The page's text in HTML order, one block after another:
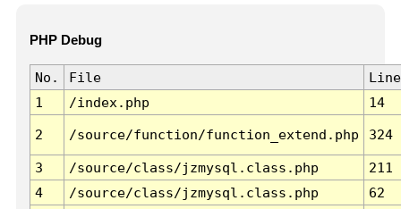
PHP Debug
No. File
Line
1
/index.php 14
2 /source/function/function_extend.php 324
3 /source/class/jzmysql.class.php
211
4
/source/class/jzmysql.class.php
62